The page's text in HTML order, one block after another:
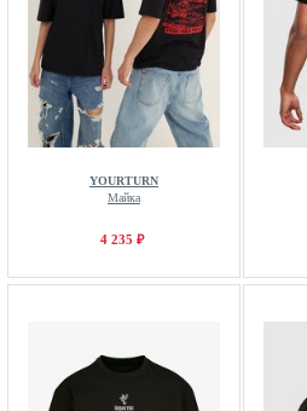
YOURTURN
Майка
4 235 ₽